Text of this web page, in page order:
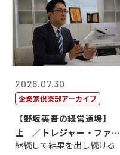
2026.07.30
企業家倶楽部アーカイブ
【野坂英吾の経営道場】
上 ／トレジャー・ファク
トリー社長野坂...
継続して結果を出し続ける